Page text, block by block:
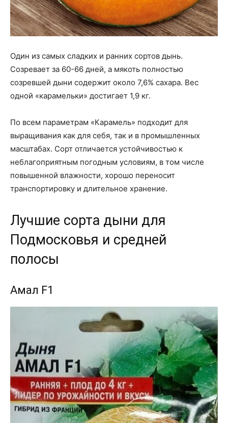
Один из самых сладких и ранних сортов дынь.
Созревает за 60-66 дней, а мякоть полностью
созревшей дыни содержит около 7,6% сахара. Вес
одной «карамельки» достигает 1,9 кг.
По всем параметрам «Карамель» подходит для
выращивания как для себя, так и в промышленных
масштабах. Сорт отличается устойчивостью к
неблагоприятным погодным условиям, в том числе
повышенной влажности, хорошо переносит
транспортировку и длительное хранение.
Лучшие сорта дыни для
Подмосковья и средней
полосы
Амал F1